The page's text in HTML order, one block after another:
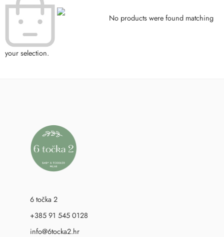
No products were found matching
your selection.
6 točka 2
+385 91 545 0128
info@6tocka2.hr